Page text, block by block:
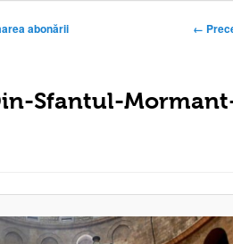
←
Sfantul-
abonării